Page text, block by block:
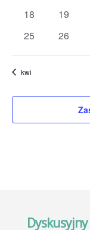
0
18
0
19
0
25
0
26
kwi